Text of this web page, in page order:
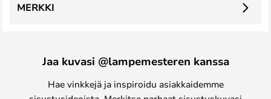
MERKKI
Jaa kuvasi @lampemesteren kanssa
Hae vinkkejä ja inspiroidu asiakkaidemme